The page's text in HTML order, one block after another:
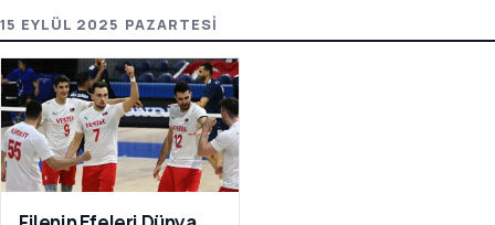
15 EYLÜL 2025 PAZARTESI